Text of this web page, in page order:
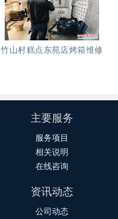
竹山村糕点东苑店烤箱维修
主要服务
服务项目
相关说明
在线咨询
资讯动态
公司动态